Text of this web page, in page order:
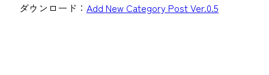
ダウンロード： Add New Category Post Ver.0.5